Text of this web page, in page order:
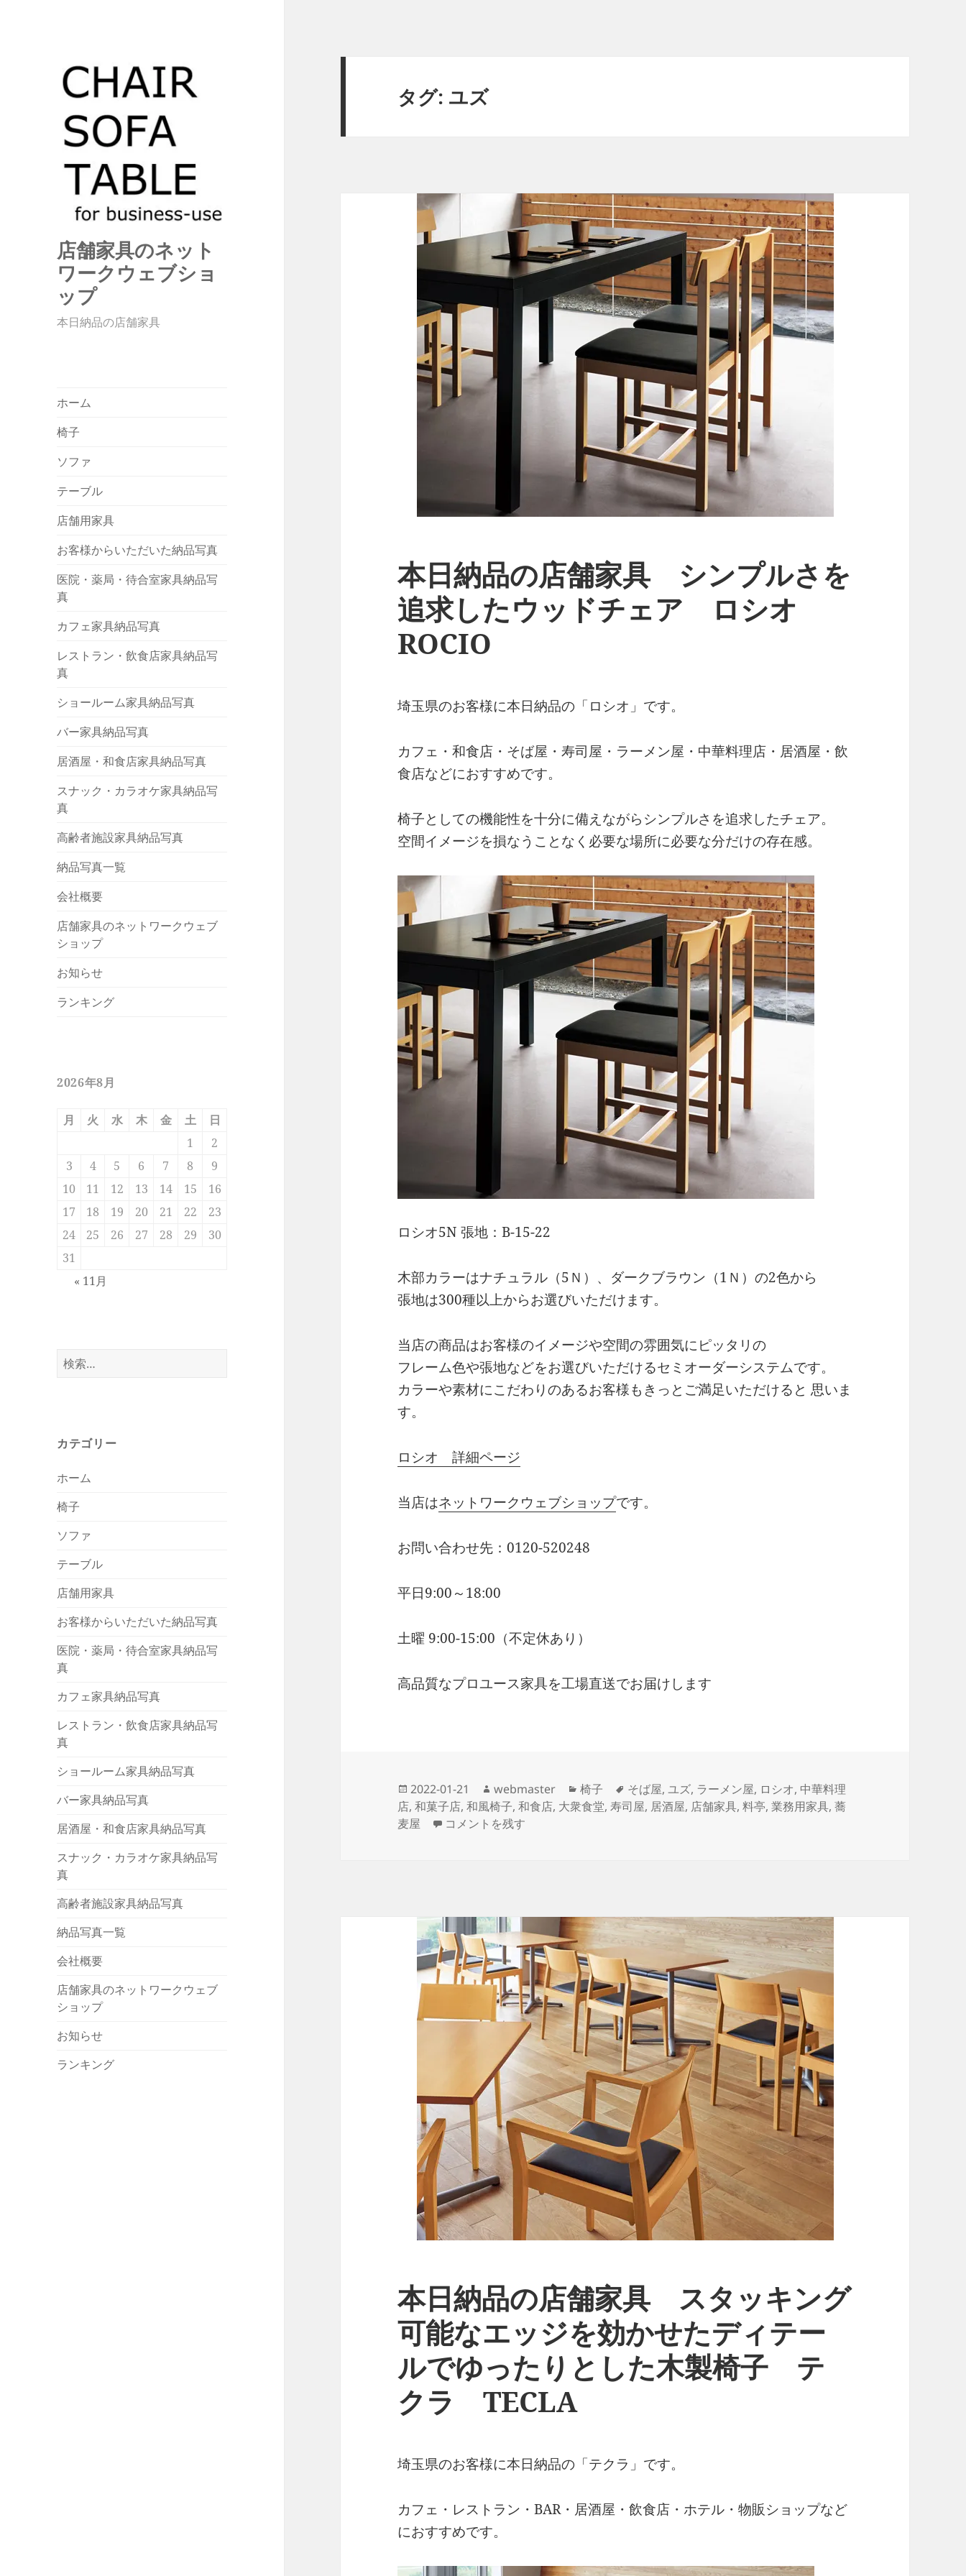
店舗家具のネット
ワークウェブショ
ップ
本日納品の店舗家具
ホーム
椅子
ソファ
テーブル
店舗用家具
お客様からいただいた納品写真
医院・薬局・待合室家具納品写
真
カフェ家具納品写真
レストラン・飲食店家具納品写
真
ショールーム家具納品写真
バー家具納品写真
居酒屋・和食店家具納品写真
スナック・カラオケ家具納品写
真
高齢者施設家具納品写真
納品写真一覧
会社概要
店舗家具のネットワークウェブ
ショップ
お知らせ
ランキング
2026年8月
月 火 水 木 金 土
日
1
2
3
4 5 6 7 8
9
10
11 12 13 14 15
16
17
18 19 20 21 22
23
24
25 26 27 28 29
30
31
« 11月
検
索:
カテゴリー
ホーム
椅子
ソファ
テーブル
店舗用家具
お客様からいただいた納品写真
医院・薬局・待合室家具納品写
真
カフェ家具納品写真
レストラン・飲食店家具納品写
真
ショールーム家具納品写真
バー家具納品写真
居酒屋・和食店家具納品写真
スナック・カラオケ家具納品写
真
高齢者施設家具納品写真
納品写真一覧
会社概要
店舗家具のネットワークウェブ
ショップ
お知らせ
ランキング
タグ: ユズ
本日納品の店舗家具 シンプルさを
追求したウッドチェア ロシオ
ROCIO
埼玉県のお客様に本日納品の「ロシオ」です。
カフェ・和食店・そば屋・寿司屋・ラーメン屋・中華料理店・居酒屋・飲
食店などにおすすめです。
椅子としての機能性を十分に備えながらシンプルさを追求したチェア。
空間イメージを損なうことなく必要な場所に必要な分だけの存在感。
ロシオ5N 張地：B-15-22
木部カラーはナチュラル（5Ｎ）、ダークブラウン（1Ｎ）の2色から
張地は300種以上からお選びいただけます。
当店の商品はお客様のイメージや空間の雰囲気にピッタリの
フレーム色や張地などをお選びいただけるセミオーダーシステムです。
カラーや素材にこだわりのあるお客様もきっとご満足いただけると 思いま
す。
ロシオ 詳細ページ
当店はネットワークウェブショップです。
お問い合わせ先：0120-520248
平日9:00～18:00
土曜 9:00-15:00（不定休あり）
高品質なプロユース家具を工場直送でお届けします
投
稿
日:
2022-01-21
作
成
者
webmaster
カ
テ
椅子
タ
グ
そば屋,ユズ, ラーメン屋, ロシオ, 中華料理
店,和菓子店,和風椅子,和食店, 大衆食堂,寿司屋, 居酒屋, 店舗家具,料亭,業務用家具,蕎
麦屋
本日納品の店舗家具 シンプルさを追求したウッドチェア ロシオ ROCIO に
コメントを残す
本日納品の店舗家具 スタッキング
可能なエッジを効かせたディテー
ルでゆったりとした木製椅子 テ
クラ TECLA
埼玉県のお客様に本日納品の「テクラ」です。
カフェ・レストラン・BAR・居酒屋・飲食店・ホテル・物販ショップなど
におすすめです。